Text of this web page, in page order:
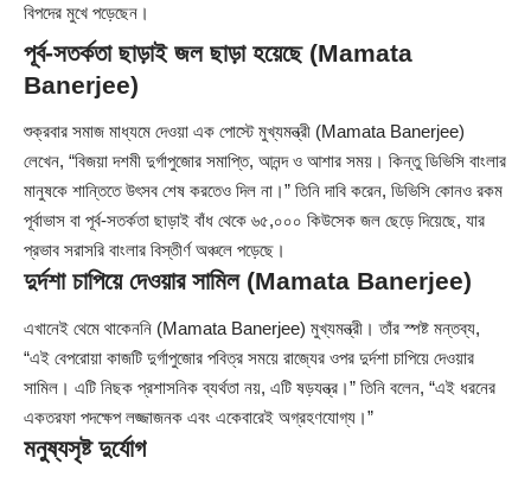
বিপদের মুখে পড়েছেন।
পূর্ব-সতর্কতা ছাড়াই জল ছাড়া হয়েছে (Mamata
Banerjee)
শুক্রবার সমাজ মাধ্যমে দেওয়া এক পোস্টে মুখ্যমন্ত্রী (Mamata Banerjee)
লেখেন, “বিজয়া দশমী দুর্গাপুজোর সমাপ্তি, আনন্দ ও আশার সময়। কিন্তু ডিভিসি বাংলার
মানুষকে শান্তিতে উৎসব শেষ করতেও দিল না।” তিনি দাবি করেন, ডিভিসি কোনও রকম
পূর্বাভাস বা পূর্ব-সতর্কতা ছাড়াই বাঁধ থেকে ৬৫,০০০ কিউসেক জল ছেড়ে দিয়েছে, যার
প্রভাব সরাসরি বাংলার বিস্তীর্ণ অঞ্চলে পড়েছে।
দুর্দশা চাপিয়ে দেওয়ার সামিল (Mamata Banerjee)
এখানেই থেমে থাকেননি (Mamata Banerjee) মুখ্যমন্ত্রী। তাঁর স্পষ্ট মন্তব্য,
“এই বেপরোয়া কাজটি দুর্গাপুজোর পবিত্র সময়ে রাজ্যের ওপর দুর্দশা চাপিয়ে দেওয়ার
সামিল। এটি নিছক প্রশাসনিক ব্যর্থতা নয়, এটি ষড়যন্ত্র।” তিনি বলেন, “এই ধরনের
একতরফা পদক্ষেপ লজ্জাজনক এবং একেবারেই অগ্রহণযোগ্য।”
মনুষ্যসৃষ্ট দুর্যোগ